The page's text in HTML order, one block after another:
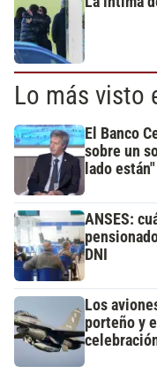
Lo más visto
El Banco
sobre un
lado están"
ANSES:
DNI
Los
porteño y